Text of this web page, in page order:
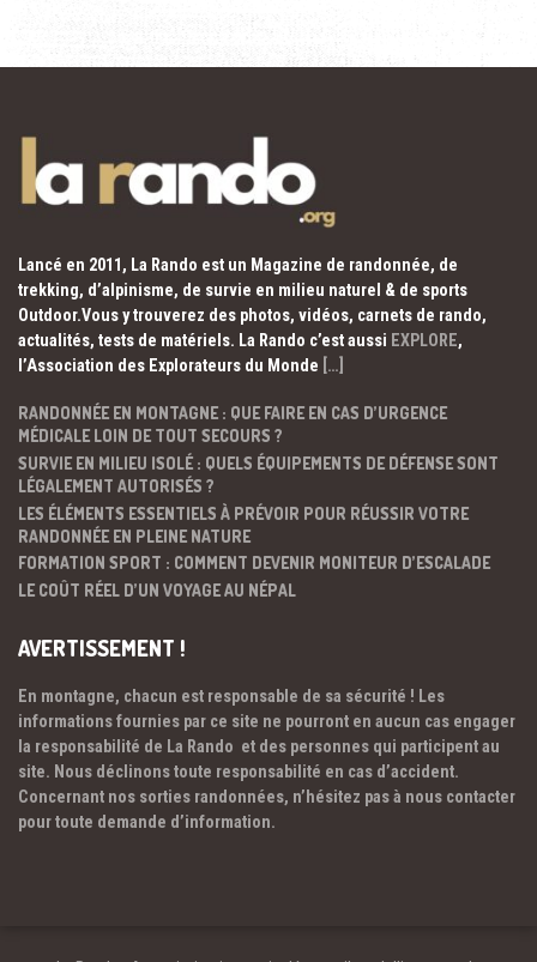
Lancé en 2011, La Rando est un Magazine de randonnée, de
trekking, d’alpinisme, de survie en milieu naturel & de sports
Outdoor.Vous y trouverez des photos, vidéos, carnets de rando,
actualités, tests de matériels. La Rando c’est aussi EXPLORE,
l’Association des Explorateurs du Monde […]
RANDONNÉE EN MONTAGNE : QUE FAIRE EN CAS D’URGENCE
MÉDICALE LOIN DE TOUT SECOURS ?
SURVIE EN MILIEU ISOLÉ : QUELS ÉQUIPEMENTS DE DÉFENSE SONT
LÉGALEMENT AUTORISÉS ?
LES ÉLÉMENTS ESSENTIELS À PRÉVOIR POUR RÉUSSIR VOTRE
RANDONNÉE EN PLEINE NATURE
FORMATION SPORT : COMMENT DEVENIR MONITEUR D’ESCALADE
LE COÛT RÉEL D’UN VOYAGE AU NÉPAL
AVERTISSEMENT !
En montagne, chacun est responsable de sa sécurité ! Les
informations fournies par ce site ne pourront en aucun cas engager
la responsabilité de La Rando et des personnes qui participent au
site. Nous déclinons toute responsabilité en cas d’accident.
Concernant nos sorties randonnées, n’hésitez pas à nous contacter
pour toute demande d’information.